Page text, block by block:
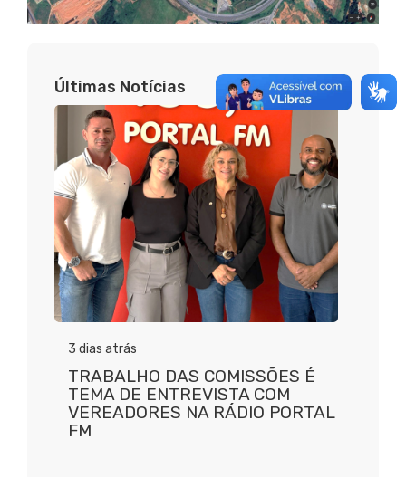
Últimas Notícias
3 dias atrás
TRABALHO DAS COMISSÕES É
TEMA DE ENTREVISTA COM
VEREADORES NA RÁDIO PORTAL
FM